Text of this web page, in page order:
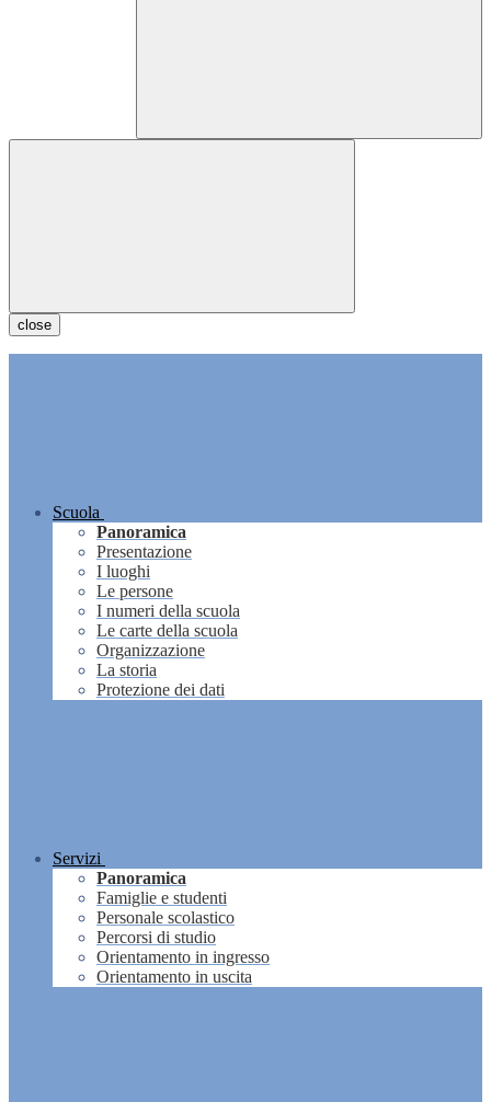
close
Scuola
Panoramica
Presentazione
I luoghi
Le persone
I numeri della scuola
Le carte della scuola
Organizzazione
La storia
Protezione dei dati
Servizi
Panoramica
Famiglie e studenti
Personale scolastico
Percorsi di studio
Orientamento in ingresso
Orientamento in uscita